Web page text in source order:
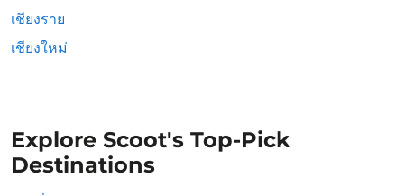
เชียงราย
เชียงใหม่
Explore Scoot's Top-Pick
Destinations